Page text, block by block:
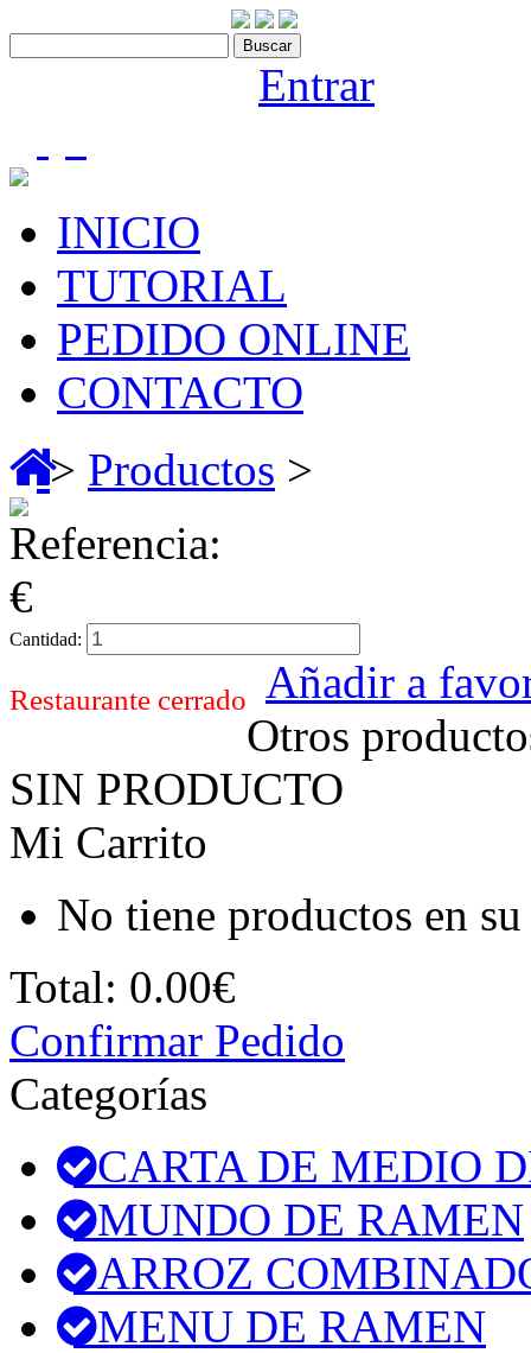
Entrar
INICIO
TUTORIAL
PEDIDO ONLINE
CONTACTO
> Productos >
Referencia:
€
Cantidad:
Restaurante cerrado
Añadir a
Otros
SIN PRODUCTO
Mi Carrito
No tiene productos en
Total: 0.00€
Confirmar Pedido
Categorías
CARTA DE MEDIO
MUNDO DE RAMEN
ARROZ
MENU DE RAMEN